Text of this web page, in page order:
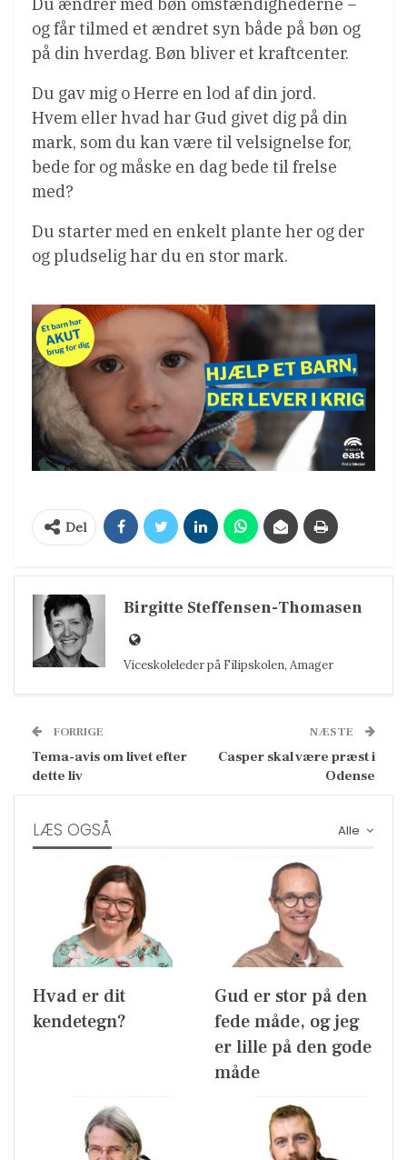
Du ændrer med bøn omstændighederne –
og får tilmed et ændret syn både på bøn og
på din hverdag. Bøn bliver et kraftcenter.
Du gav mig o Herre en lod af din jord.
Hvem eller hvad har Gud givet dig på din
mark, som du kan være til velsignelse for,
bede for og måske en dag bede til frelse
med?
Du starter med en enkelt plante her og der
og pludselig har du en stor mark.
Del
Birgitte Steffensen-Thomasen
Viceskoleleder på Filipskolen, Amager
FORRIGE
Tema-avis om livet efter
dette liv
NÆSTE
Casper skal være præst i
Odense
Alle
LÆS OGSÅ
Hvad er dit
kendetegn?
Gud er stor på den
fede måde, og jeg
er lille på den gode
måde